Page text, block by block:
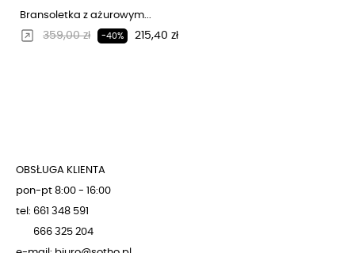
Bransoletka z ażurowym...
Regularna cena
359,00 zł -40% Cena
215,40 zł
OBSŁUGA KLIENTA
pon-pt 8:00 - 16:00
tel: 661 348 591
666 325 204